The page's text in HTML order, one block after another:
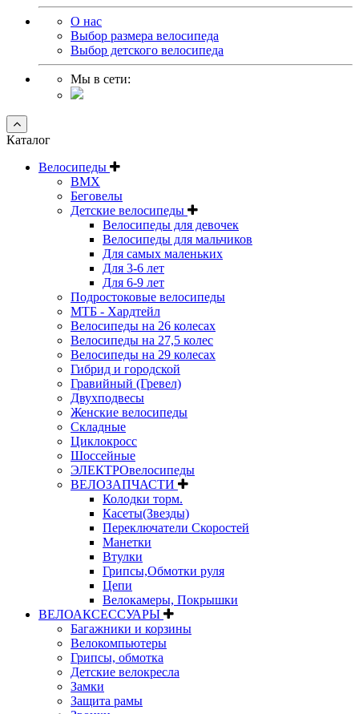
О нас
Выбор размера велосипеда
Выбор детского велосипеда
Мы в сети:
Каталог
Велосипеды
BMX
Беговелы
Детские велосипеды
Велосипеды для девочек
Велосипеды для мальчиков
Для самых маленьких
Для 3-6 лет
Для 6-9 лет
Подростоковые велосипеды
МТБ - Хардтейл
Велосипеды на 26 колесах
Велосипеды на 27,5 колес
Велосипеды на 29 колесах
Гибрид и городской
Гравийный (Гревел)
Двухподвесы
Женские велосипеды
Складные
Циклокросс
Шоссейные
ЭЛЕКТРОвелосипеды
ВЕЛОЗАПЧАСТИ
Колодки торм.
Касеты(Звезды)
Переключатели Скоростей
Манетки
Втулки
Грипсы,Обмотки руля
Цепи
Велокамеры, Покрышки
ВЕЛОАКСЕССУАРЫ
Багажники и корзины
Велокомпьютеры
Грипсы, обмотка
Детские велокресла
Замки
Защита рамы